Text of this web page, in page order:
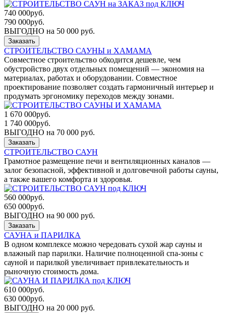
740 000руб.
790 000руб.
ВЫГОДНО на 50 000 руб.
Заказать
СТРОИТЕЛЬСТВО САУНЫ и ХАМАМА
Совместное строительство обходится дешевле, чем
обустройство двух отдельных помещений — экономия на
материалах, работах и оборудовании. Совместное
проектирование позволяет создать гармоничный интерьер и
продумать эргономику переходов между зонами.
1 670 000руб.
1 740 000руб.
ВЫГОДНО на 70 000 руб.
Заказать
СТРОИТЕЛЬСТВО САУН
Грамотное размещение печи и вентиляционных каналов —
залог безопасной, эффективной и долговечной работы сауны,
а также вашего комфорта и здоровья.
560 000руб.
650 000руб.
ВЫГОДНО на 90 000 руб.
Заказать
САУНА и ПАРИЛКА
В одном комплексе можно чередовать сухой жар сауны и
влажный пар парилки. Наличие полноценной спа-зоны с
сауной и парилкой увеличивает привлекательность и
рыночную стоимость дома.
610 000руб.
630 000руб.
ВЫГОДНО на 20 000 руб.